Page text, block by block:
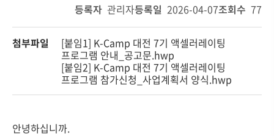
등록자 관리자등록일 2026-04-07조회수 77
첨부파일
[붙임1] K-Camp 대전 7기 액셀러레이팅
프로그램 안내_공고문.hwp
[붙임2] K-Camp 대전 7기 액셀러레이팅
프로그램 참가신청_사업계획서 양식.hwp
안녕하십니까.